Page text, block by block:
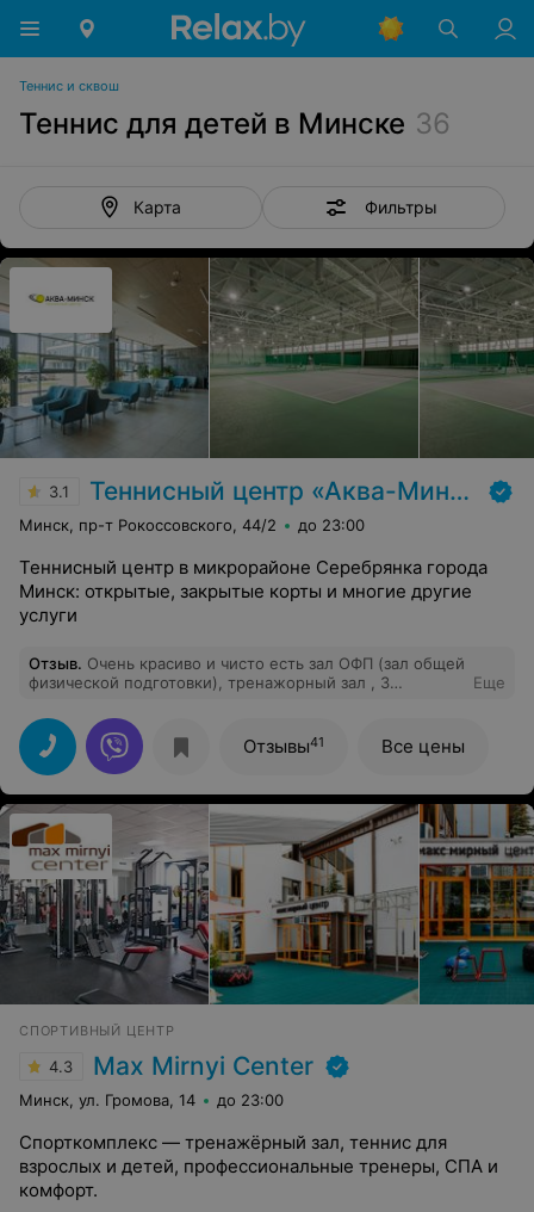
Теннис и сквош
Теннис для детей в Минске 36
Карта Фильтры
3.1 Теннисный центр «Аква-Минск»
Минск, пр-т Рокоссовского, 44/2 до 23:00
Теннисный центр в микрорайоне Серебрянка города
Минск: открытые, закрытые корты и многие другие
услуги
Отзыв. Очень красиво и чисто есть зал ОФП (зал общей
физической подготовки), тренажорный зал , 3
человек
Еще
Отзывы41 Все цены
СПОРТИВНЫЙ ЦЕНТР
4.3 Max Mirnyi Center
Минск, ул. Громова, 14 до 23:00
Спорткомплекс — тренажёрный зал, теннис для
взрослых и детей, профессиональные тренеры, СПА и
комфорт.